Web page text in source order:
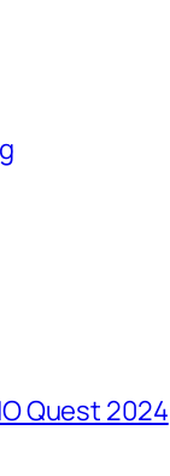
Quest 2024